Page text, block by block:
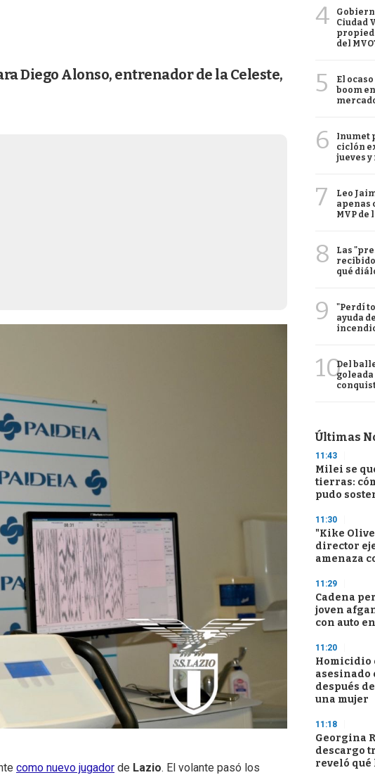
Diego Alonso, entrenador de la Celeste,
como nuevo jugador de Lazio. El volante pasó los
4
Ciudad
del
5
El
boom
6
Inumet
ciclón
jueves
7
Leo
apenas
MVP de
8
Las
qué
9
"Perdí
ayuda
10Del
goleada
Últimas
11:43
Milei se
tierras:
pudo
11:30
"Kike
director
amenaza
11:29
Cadena
joven
con auto
11:20
Homicidio
asesinado
después
una mujer
11:18
Georgina
descargo
reveló qué